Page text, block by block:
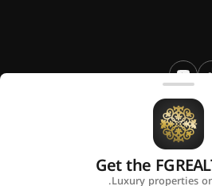
فايند جريت ريالتي ذ.م.م قطر.
Get the
Luxury properties